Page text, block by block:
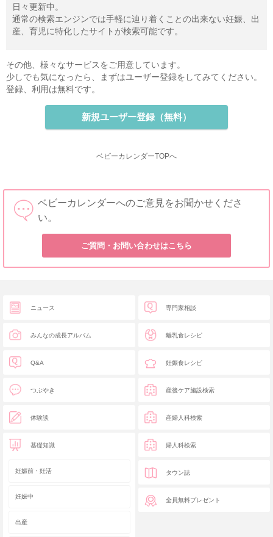
日々更新中。
通常の検索エンジンでは手軽に辿り着くことの出来ない妊娠、出
産、育児に特化したサイトが検索可能です。
その他、様々なサービスをご用意しています。
少しでも気になったら、まずはユーザー登録をしてみてください。
登録、利用は無料です。
新規ユーザー登録（無料）
ベビーカレンダーTOPへ
ベビーカレンダーへのご意見をお聞かせくださ
い。
ご質問・お問い合わせはこちら
ニュース
みんなの成長アルバム
Q&A
つぶやき
体験談
基礎知識
妊娠前・妊活
妊娠中
出産
専門家相談
離乳食レシピ
妊娠食レシピ
産後ケア施設検索
産婦人科検索
婦人科検索
タウン誌
全員無料プレゼント